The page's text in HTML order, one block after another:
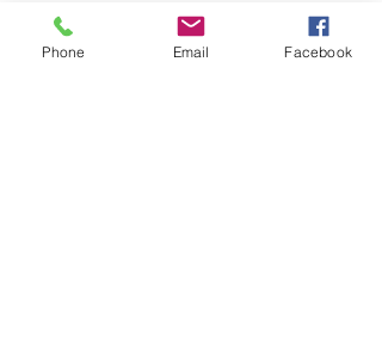
Aantal
Phone Email Facebook